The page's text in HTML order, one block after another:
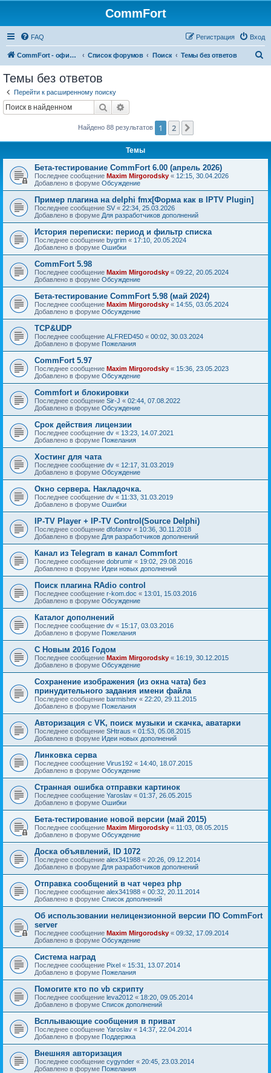
CommFort
FAQ Вход
Регистрация
CommFort - официальный сайт Список форумов Поиск Темы без ответов
Темы без ответов
Перейти к расширенному поиску
Поиск
Найдено 88 результатов 1 2
Темы
Бета-тестирование CommFort 6.00 (апрель 2026)
Последнее сообщение Maxim Mirgorodsky « 12:15, 30.04.2026
Добавлено в форуме Обсуждение
Пример плагина на delphi fmx[Форма как в IPTV Plugin]
Последнее сообщение SV « 22:34, 25.03.2026
Добавлено в форуме Для разработчиков дополнений
История переписки: период и фильтр списка
Последнее сообщение bygrim « 17:10, 20.05.2024
Добавлено в форуме Ошибки
CommFort 5.98
Последнее сообщение Maxim Mirgorodsky « 09:22, 20.05.2024
Добавлено в форуме Обсуждение
Бета-тестирование CommFort 5.98 (май 2024)
Последнее сообщение Maxim Mirgorodsky « 14:55, 03.05.2024
Добавлено в форуме Обсуждение
TCP&UDP
Последнее сообщение ALFRED450 « 00:02, 30.03.2024
Добавлено в форуме Пожелания
CommFort 5.97
Последнее сообщение Maxim Mirgorodsky « 15:36, 23.05.2023
Добавлено в форуме Обсуждение
Сommfort и блокировки
Последнее сообщение Sir-J « 02:44, 07.08.2022
Добавлено в форуме Обсуждение
Срок действия лицензии
Последнее сообщение dv « 13:23, 14.07.2021
Добавлено в форуме Пожелания
Хостинг для чата
Последнее сообщение dv « 12:17, 31.03.2019
Добавлено в форуме Обсуждение
Окно сервера. Накладочка.
Последнее сообщение dv « 11:33, 31.03.2019
Добавлено в форуме Ошибки
IP-TV Player + IP-TV Control(Source Delphi)
Последнее сообщение dfofanov « 10:36, 30.11.2018
Добавлено в форуме Для разработчиков дополнений
Канал из Telegram в канал Commfort
Последнее сообщение dobrumir « 19:02, 29.08.2016
Добавлено в форуме Идеи новых дополнений
Поиск плагина RAdio control
Последнее сообщение r-kom.doc « 13:01, 15.03.2016
Добавлено в форуме Обсуждение
Каталог дополнений
Последнее сообщение dv « 15:17, 03.03.2016
Добавлено в форуме Пожелания
С Новым 2016 Годом
Последнее сообщение Maxim Mirgorodsky « 16:19, 30.12.2015
Добавлено в форуме Обсуждение
Сохранение изображения (из окна чата) без
принудительного задания имени файла
Последнее сообщение barmishev « 22:20, 29.11.2015
Добавлено в форуме Пожелания
Авторизация с VK, поиск музыки и скачка, аватарки
Последнее сообщение SHtraus « 01:53, 05.08.2015
Добавлено в форуме Идеи новых дополнений
Линковка серва
Последнее сообщение Virus192 « 14:40, 18.07.2015
Добавлено в форуме Обсуждение
Странная ошибка отправки картинок
Последнее сообщение Yaroslav « 01:37, 26.05.2015
Добавлено в форуме Ошибки
Бета-тестирование новой версии (май 2015)
Последнее сообщение Maxim Mirgorodsky « 11:03, 08.05.2015
Добавлено в форуме Обсуждение
Доска объявлений, ID 1072
Последнее сообщение alex341988 « 20:26, 09.12.2014
Добавлено в форуме Для разработчиков дополнений
Отправка сообщений в чат через php
Последнее сообщение alex341988 « 00:32, 20.11.2014
Добавлено в форуме Список дополнений
Об использовании нелицензионной версии ПО CommFort
server
Последнее сообщение Maxim Mirgorodsky « 09:32, 17.09.2014
Добавлено в форуме Обсуждение
Система наград
Последнее сообщение Pixel « 15:31, 13.07.2014
Добавлено в форуме Пожелания
Помогите кто по vb скрипту
Последнее сообщение leva2012 « 18:20, 09.05.2014
Добавлено в форуме Список дополнений
Всплывающие сообщения в приват
Последнее сообщение Yaroslav « 14:37, 22.04.2014
Добавлено в форуме Поддержка
Внешняя авторизация
Последнее сообщение cygynder « 20:45, 23.03.2014
Добавлено в форуме Пожелания